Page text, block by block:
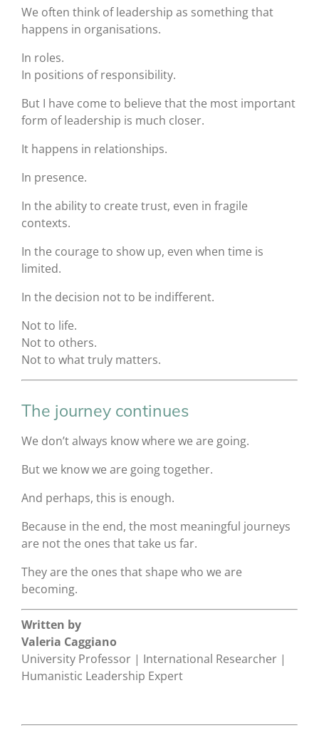
We often think of leadership as something that
happens in organisations.
In roles.
In positions of responsibility.
But I have come to believe that the most important
form of leadership is much closer.
It happens in relationships.
In presence.
In the ability to create trust, even in fragile
contexts.
In the courage to show up, even when time is
limited.
In the decision not to be indifferent.
Not to life.
Not to others.
Not to what truly matters.
The journey continues
We don’t always know where we are going.
But we know we are going together.
And perhaps, this is enough.
Because in the end, the most meaningful journeys
are not the ones that take us far.
They are the ones that shape who we are
becoming.
Written by
Valeria Caggiano
University Professor | International Researcher |
Humanistic Leadership Expert